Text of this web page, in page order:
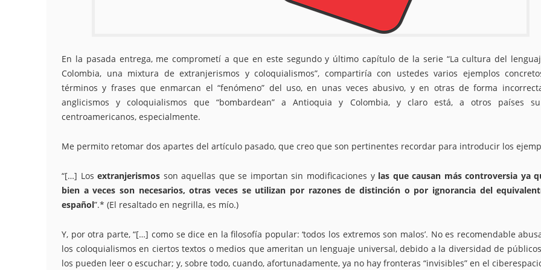
En la pasada entrega, me comprometí a que en este segundo y último capítulo de la serie “La cultura del
Colombia, una mixtura de extranjerismos y coloquialismos”, compartiría con ustedes varios ejemplos
términos y frases que enmarcan el “fenómeno” del uso, en unas veces abusivo, y en otras de forma
anglicismos y coloquialismos que “bombardean” a Antioquia y Colombia, y claro está, a otros países
centroamericanos, especialmente.
Me permito retomar dos apartes del artículo pasado, que creo que son pertinentes recordar para introducir los
“[…] Losextranjerismos son aquellas que se importan sin modificaciones y las que causan más controversia ya
bien a veces son necesarios, otras veces se utilizan por razones de distinción o por ignorancia del
español”.* (El resaltado en negrilla, es mío.)
Y, por otra parte, “[…] como se dice en la filosofía popular: ‘todos los extremos son malos’. No es recomendable
los coloquialismos en ciertos textos o medios que ameritan un lenguaje universal, debido a la diversidad de
los pueden leer o escuchar; y, sobre todo, cuando, afortunadamente, ya no hay fronteras “invisibles” en el